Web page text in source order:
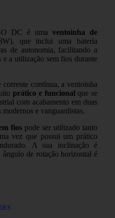
DC é umaventoinha de
que inclui uma bateria
de autonomia, facilitando a
a utilização sem fios durante
contínua, a ventoinha
prático e funcional que se
com acabamento em duas
e vanguardistas.
fios pode ser utilizado tanto
vez que possui um prático
A sua inclinação é
ângulo de rotação horizontal é